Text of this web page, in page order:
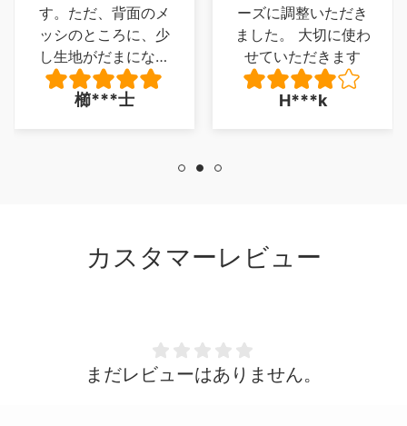
す。ただ、背面のメ
ッシのところに、少
し生地がだまになっ
ているところがあ
り、少し残念でした
櫛***士
ーズに調整いただき
ました。 大切に使わ
せていただきます
H***k
カスタマーレビュー
まだレビューはありません。